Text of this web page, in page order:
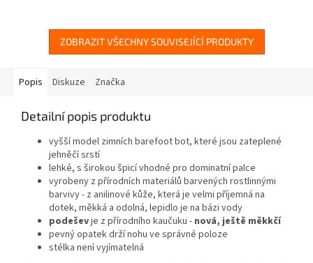
ZOBRAZIT VŠECHNY SOUVISEJÍCÍ PRODUKTY
Popis Diskuze Značka
Detailní popis produktu
vyšší model zimních barefoot bot, které jsou zateplené
jehněčí srstí
lehké, s širokou špicí vhodné pro dominatní palce
vyrobeny z přírodních materiálů barvených rostlinnými
barvivy - z anilinové kůže, která je velmi příjemná na
dotek, měkká a odolná, lepidlo je na bázi vody
podeševje z přírodního kaučuku - nová, ještě měkkčí
pevný opatek drží nohu ve správné poloze
stélka není vyjímatelná